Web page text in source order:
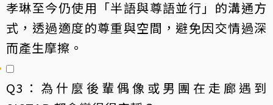
孝琳至今仍使用「半語與尊語並行」的溝通方
式，透過適度的尊重與空間，避免因交情過深
而產生摩擦。
Q3：為什麼後輩偶像或男團在走廊遇到